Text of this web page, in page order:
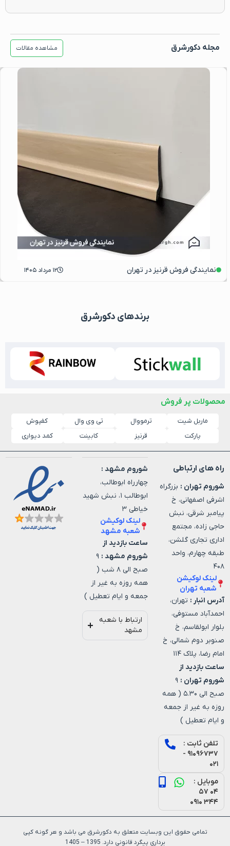
مجله دکورشرق مشاهده مقالات
نمایندگی فروش قرنیز در تهران ۱۲ مرداد ۱۴۰۵
برندهای دکورشرق
محصولات پر فروش
ماربل شیت ترمووال تی وی وال
کفپوش
پارکت
قرنیز کابینت کمد دیواری
راه های ارتباطی
شوروم تهران : بزرگراه
اشرفی اصفهانی، خ
پیامبر شرقی، نبش
حاجی زاده، مجتمع
اداری تجاری گلشن،
طبقه چهارم، واحد
۴۰۸
لینک لوکیشن
شعبه تهران
آدرس انبار : تهران،
احمدآباد مستوفی،
بلوار ابولقاسم، خ
صنوبر دوم شمالی، خ
امام رضا، پلاک ۱۱۴
ساعت بازدید از
شوروم تهران : ۹
صبح الی ۵.۳۰ ( همه
روزه به غیر از جمعه
و ایام تعطیل )
تلفن ثابت :
۹۱۰۹۶۷۳۷ -
۰۲۱
موبایل :
۰۴ ۵۷
۳۴۴ ۰۹۱۰
شوروم مشهد :
چهارراه ابوطالب،
ابوطالب ۱، نبش شهید
خیاطی ۳
لینک لوکیشن
شعبه مشهد
ساعت بازدید از
شوروم مشهد : ۹
صبح الی ۸ شب (
همه روزه به غیر از
جمعه و ایام تعطیل )
ارتباط با شعبه
مشهد
تمامی حقوق این وبسایت متعلق به دکورشرق می باشد و هر گونه کپی
برداری پیگرد قانونی دارد. 1395 – 1405